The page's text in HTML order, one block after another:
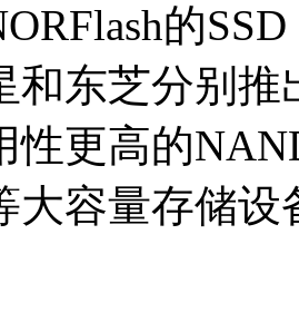
的SSD
和东芝分别推
性更高的
大容量存储设